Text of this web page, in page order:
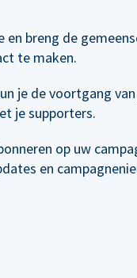
en breng de
te maken.
je de voortgang
je supporters.
op uw
en